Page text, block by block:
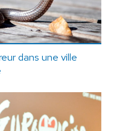
dans une ville